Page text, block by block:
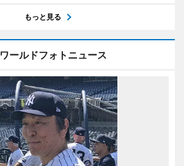
もっと見る
ワールドフォトニュース